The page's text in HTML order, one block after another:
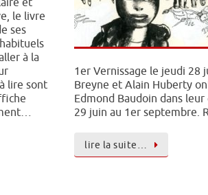
et
le livre
ses
à la
lire sont
1er Vernissage le jeudi 28
Breyne et Alain Huberty
Edmond Baudoin dans
29 juin au 1er septembre.
lire la suite…